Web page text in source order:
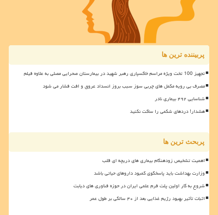
پربیننده ترین ها
تجهیز 100 تخت ویژه مراسم خاکسپاری رهبر شهید در بیمارستان صحرایی مصلی به علاوه فیلم
مصرف بی رویه مکمل های چربی سوز سبب بروز انسداد عروق و افت فشار می شود
شناسایی ۴۹۲ بیماری نادر
هشدار! دردهای شکمی را ساکت نکنید
پربحث ترین ها
اهمیت تشخیص زودهنگام بیماری های دریچه ای قلب
وزارت بهداشت باید پاسخگوی کمبود داروهای حیاتی باشد
شروع به کار اولین پلت فرم علمی ایران در حوزه فناوری های دیابت
اثبات تأثیر بهبود رژیم غذایی بعد از ۴۰ سالگی بر طول عمر